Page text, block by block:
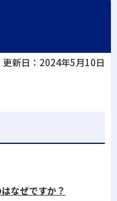
更新日：2024年5月10日
なぜですか？